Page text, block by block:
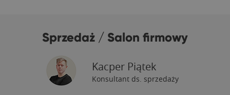
Sprzedaż / Salon firmowy
Kacper Piątek
Konsultant ds. sprzedaży